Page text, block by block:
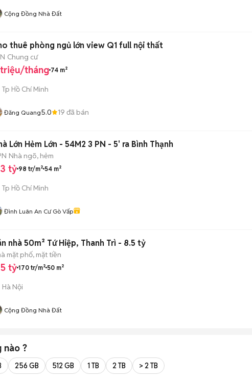
Cộng Đồng Nhà Đất
thuê phòng ngủ lớn view Q1 full nội thất
Chung cư
tháng 74 m²
Tp Hồ Chí Minh
Đăng Quang5.0 19 đã bán
Lớn Hẻm Lớn - 54M2 3 PN - 5' ra Bình Thạnh
Nhà ngõ, hẻm
tỷ 98 tr/m² 54 m²
Tp Hồ Chí Minh
Đình Luân An Cư Gò Vấp
nhà 50m² Tứ Hiệp, Thanh Trì - 8.5 tỷ
mặt phố, mặt tiền
tỷ 170 tr/m² 50 m²
Hà Nội
Cộng Đồng Nhà Đất
nào ?
256 GB 512 GB 1 TB 2 TB > 2 TB